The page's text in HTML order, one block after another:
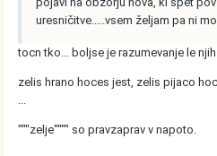
uresničitve.....vsem željam pa ni
tocn tko... boljse je razumevanje le
zelis hrano hoces jest, zelis pijaco
...
"""zelje"""" so pravzaprav v napoto.